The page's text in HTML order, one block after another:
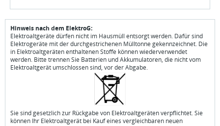
Hinweis nach dem ElektroG:
Elektroaltgeräte dürfen nicht im Hausmüll entsorgt werden. Dafür sind
Elektrogeräte mit der durchgestrichenen Mülltonne gekennzeichnet. Die
in Elektroaltgeräten enthaltenen Stoffe können wiederverwendet
werden. Bitte trennen Sie Batterien und Akkumulatoren, die nicht vom
Elektroaltgerät umschlossen sind, vor der Abgabe.
Sie sind gesetzlich zur Rückgabe von Elektroaltgeräten verpflichtet. Sie
können Ihr Elektroaltgerät bei Kauf eines vergleichbaren neuen